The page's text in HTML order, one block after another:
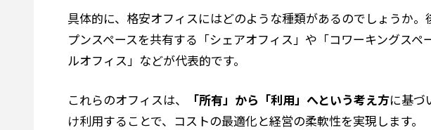
具体的に、格安オフィスにはどのような種類があるのでしょうか
プンスペースを共有する「シェアオフィス」や「コワーキングス
ルオフィス」などが代表的です。
これらのオフィスは、 「所有」から「利用」へという考え方に基づ
け利用することで、コストの最適化と経営の柔軟性を実現します。